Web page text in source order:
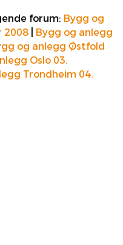
forum: Bygg og
2008
Bygg og anlegg
og anlegg Østfold
Oslo 03.
Trondheim 04.